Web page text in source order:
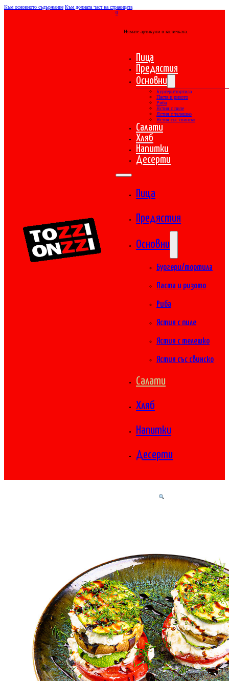
Към основното съдържание Към долната част на страницата
0
Нямате артикули в количката.
Пица
Предястия
Основни
Бургери/тортила
Паста и ризото
Риба
Ястия с пиле
Ястия с телешко
Ястия със свинско
Салати
Хляб
Напитки
Десерти
Пица
Предястия
Основни
Бургери/тортила
Паста и ризото
Риба
Ястия с пиле
Ястия с телешко
Ястия със свинско
Салати
Хляб
Напитки
Десерти